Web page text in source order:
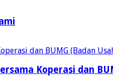
Koperasi dan